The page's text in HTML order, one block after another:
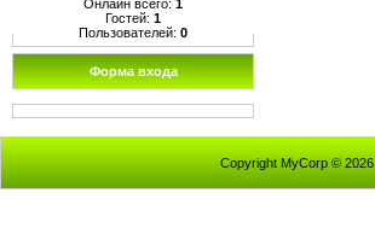
Онлайн всего: 1
Гостей: 1
Пользователей: 0
Форма входа
Copyright MyCorp © 2026